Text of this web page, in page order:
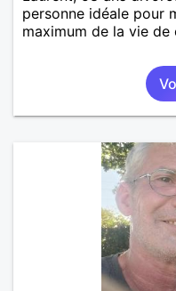
personne idéale pour
maximum de la vie de